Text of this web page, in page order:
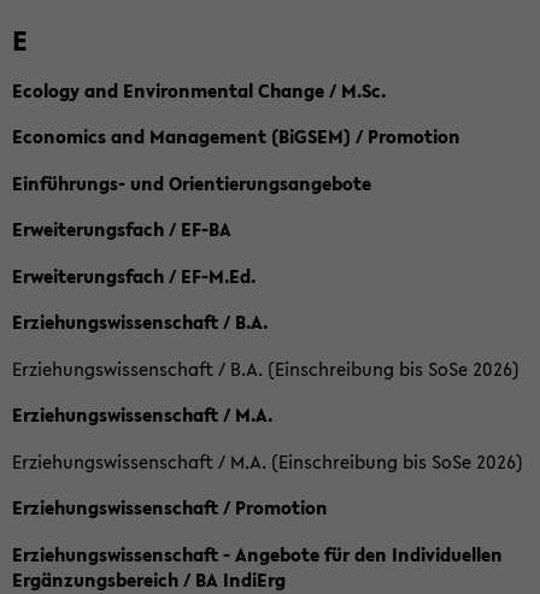
E
Ecology and Environmental Change / M.Sc.
Economics and Management (BiGSEM) / Promotion
Einführungs- und Orientierungsangebote
Erweiterungsfach / EF-BA
Erweiterungsfach / EF-M.Ed.
Erziehungswissenschaft / B.A.
Erziehungswissenschaft / B.A. (Einschreibung bis SoSe 2026)
Erziehungswissenschaft / M.A.
Erziehungswissenschaft / M.A. (Einschreibung bis SoSe 2026)
Erziehungswissenschaft / Promotion
Erziehungswissenschaft - Angebote für den Individuellen
Ergänzungsbereich / BA IndiErg